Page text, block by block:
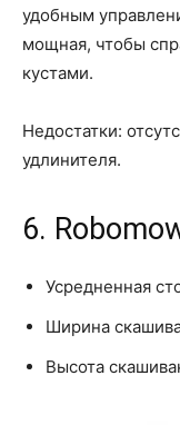
удобным
мощная, чтобы
кустами.
Недостатки:
удлинителя.
6.
Усредненная
Ширина
Высота